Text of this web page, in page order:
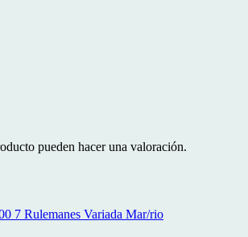
pueden hacer una valoración.